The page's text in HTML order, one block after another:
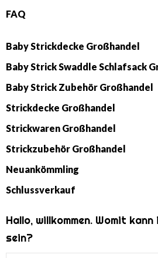
FAQ
Baby Strickdecke Großhandel
Baby Strick Swaddle Schlafsack
Baby Strick Zubehör Großhandel
Strickdecke Großhandel
Strickwaren Großhandel
Strickzubehör Großhandel
Neuankömmling
Schlussverkauf
Hallo, willkommen. Womit
sein?